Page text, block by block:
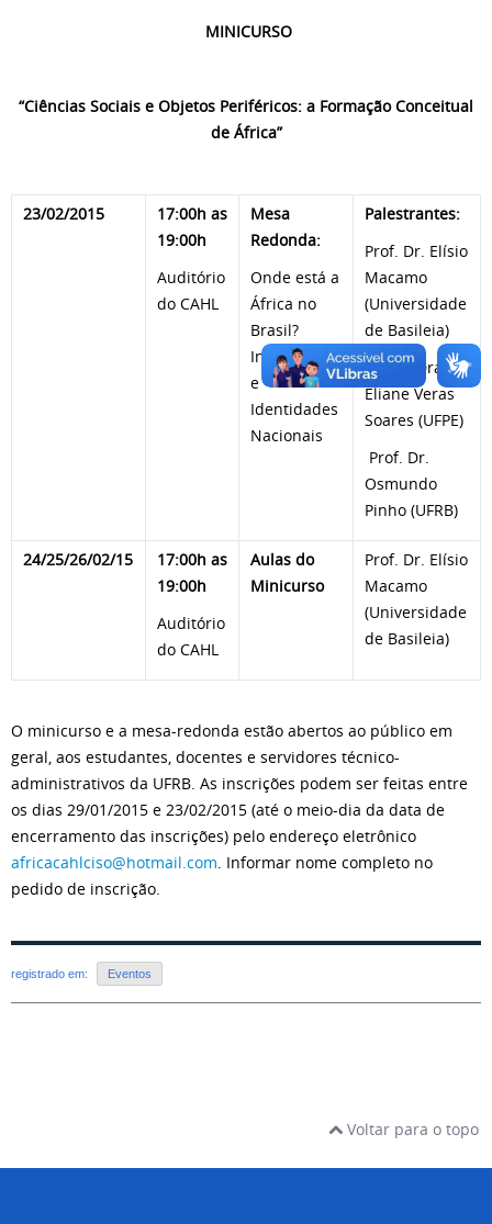
MINICURSO
“Ciências Sociais e Objetos Periféricos: a Formação Conceitual
de África”
23/02/2015
17:00h as
19:00h
Auditório
do CAHL
Mesa
Redonda:
Onde está a
África no
Brasil?
Intelectuais
e
Identidades
Nacionais
Palestrantes:
Prof. Dr. Elísio
Macamo
(Universidade
de Basileia)
Profa. Dra.
Eliane Veras
Soares (UFPE)
Prof. Dr.
Osmundo
Pinho (UFRB)
24/25/26/02/15
17:00h as
19:00h
Auditório
do CAHL
Aulas do
Minicurso
Prof. Dr. Elísio
Macamo
(Universidade
de Basileia)
O minicurso e a mesa-redonda estão abertos ao público em
geral, aos estudantes, docentes e servidores técnico-
administrativos da UFRB. As inscrições podem ser feitas entre
os dias 29/01/2015 e 23/02/2015 (até o meio-dia da data de
encerramento das inscrições) pelo endereço eletrônico
africacahlciso@hotmail.com. Informar nome completo no
pedido de inscrição.
registrado em: Eventos
Voltar para o topo